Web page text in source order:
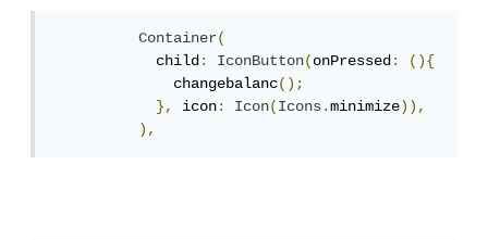
Container(
            child
: IconButton(onPressed:
(){
              changebalanc
();
},
icon: Icon(Icons.minimize)),
),